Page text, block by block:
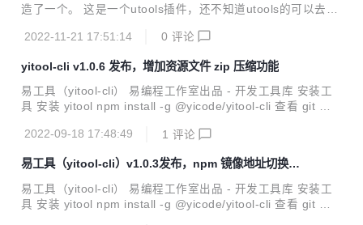
图 安装 以下方式，根据自己的情况，任选一种 npm install @
造了一个。 这是一个utools插件，还不知道utools的可以去官
务多到记不清，每天昏昏沉沉。 请你试试【易待办】，给你一
[微信图片_20221121060511.png]( https://s2.loli.net/2022/1
1/21/KvgFmC3HTJUZQOY.png) ![微信图片_20221121060
518.png]( https://s2.loli.net/2022/11/21/o89Y...
2022-11-21 17:51:14 0 评论
yitool-cli v1.0.6 发布，增加资源文件 zip 压缩功能
易工具（yitool-cli） 易编程工作室出品 - 开发工具库 安装工
具 安装 yitool npm install -g @yicode/yitool-cli 查看 git 统
址 压缩当前项目资源 配置文件 资源压缩中 压缩成功 开源仓
eam 易编程开源仓库（github） https://github.com/yicode-t
eam 概述说明 yitool-cli 是一个用于增强开发体验和效率的工
具库集合，旨在给开发者，带来方便。 使用...
2022-09-18 17:48:49 1 评论
易工具（yitool-cli）v1.0.3发布，npm 镜像地址切换，g
it 统计
易工具（yitool-cli） 易编程工作室出品 - 开发工具库 安装工
具 安装 yitool npm install -g @yicode/yitool-cli 查看 git 统